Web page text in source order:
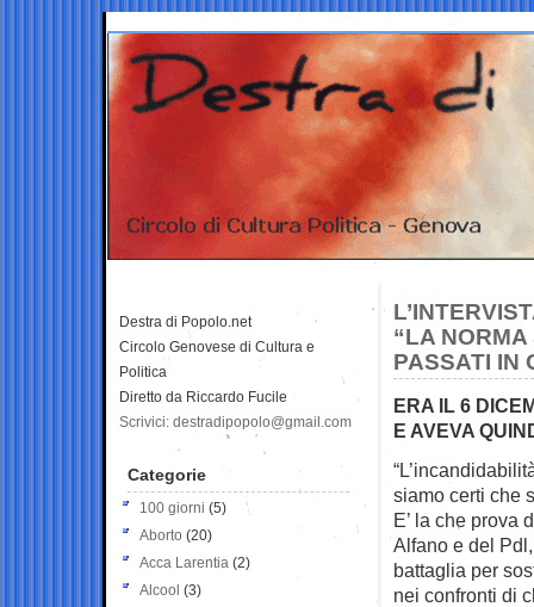
“LA
PASSATI IN
ERA IL 6
E AVEVA
siamo certi che
E’ la che prova
Alfano e del
battaglia per
nei confronti di
Destra di Popolo.net
Circolo Genovese di Cultura e
Politica
Diretto da Riccardo Fucile
Scrivici: destradipopolo@gmail.com
Categorie
100 giorni (5)
Aborto (20)
Acca Larentia (2)
Alcool (3)